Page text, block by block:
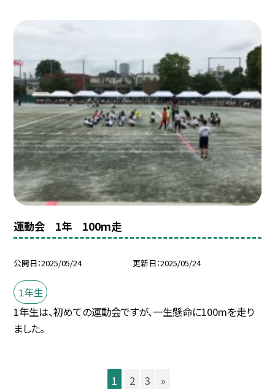
運動会 1年 100m走
公開日 2025/05/24 更新日 2025/05/24
１年生
1年生は、初めての運動会ですが、一生懸命に100mを走り
ました。
1 2 3 »